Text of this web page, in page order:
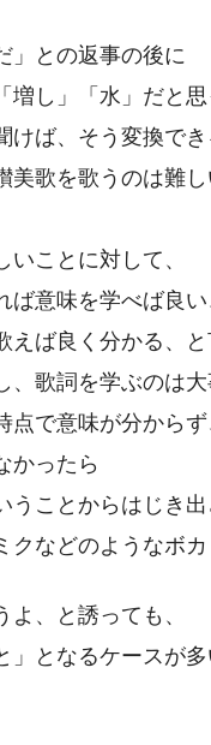
」との返事の後に
増し」「水」だと
けば、そう変換で
美歌を歌うのは難
ことに対して、
ば意味を学べば良
えば良く分かる、
、歌詞を学ぶのは
点で意味が分から
かったら
うことからはじき
クなどのようなボ
、と誘っても、
」となるケースが